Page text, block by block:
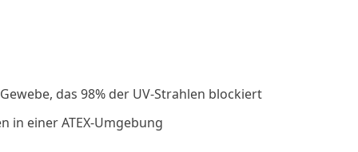
das 98% der UV-Strahlen blockiert
in einer ATEX-Umgebung